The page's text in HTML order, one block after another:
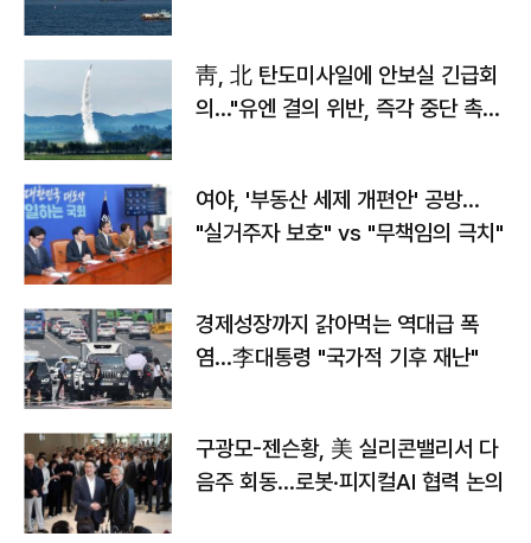
靑, 北 탄도미사일에 안보실 긴급회
의…"유엔 결의 위반, 즉각 중단 촉
여야, '부동산 세제 개편안' 공방…
"실거주자 보호" vs "무책임의 극치"
경제성장까지 갉아먹는 역대급 폭
염…李대통령 "국가적 기후 재난"
구광모-젠슨황, 美 실리콘밸리서 다
음주 회동…로봇·피지컬AI 협력 논의